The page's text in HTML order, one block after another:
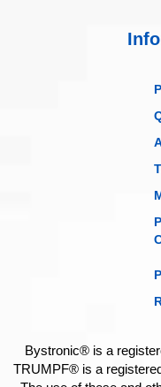
Bystronic® is a
TRUMPF® is a